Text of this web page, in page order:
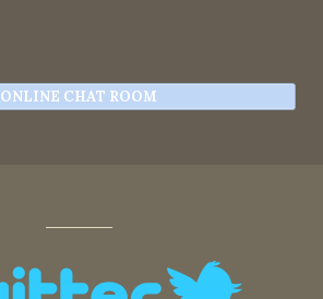
ONLINE CHAT ROOM